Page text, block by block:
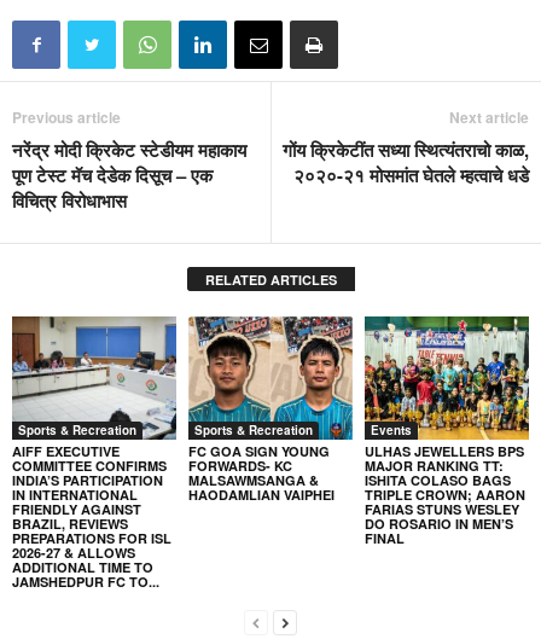
Previous article
नरेंद्र मोदी क्रिकेट स्टेडीयम महाकाय
पूण टेस्ट मॅच देडेक दिसूच – एक
विचित्र विरोधाभास
Next article
गोंय क्रिकेटींत सध्या स्थित्यंतराचो काळ,
२०२०-२१ मोसमांत घेतले म्हत्वाचे धडे
RELATED ARTICLES
Sports & Recreation
AIFF EXECUTIVE
COMMITTEE CONFIRMS
INDIA’S PARTICIPATION
IN INTERNATIONAL
FRIENDLY AGAINST
BRAZIL, REVIEWS
PREPARATIONS FOR ISL
2026-27 & ALLOWS
ADDITIONAL TIME TO
JAMSHEDPUR FC TO...
Sports & Recreation
FC GOA SIGN YOUNG
FORWARDS- KC
MALSAWMSANGA &
HAODAMLIAN VAIPHEI
Events
ULHAS JEWELLERS BPS
MAJOR RANKING TT:
ISHITA COLASO BAGS
TRIPLE CROWN; AARON
FARIAS STUNS WESLEY
DO ROSARIO IN MEN’S
FINAL